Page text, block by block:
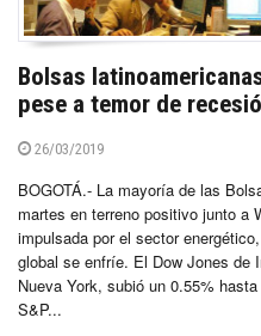
Bolsas
pese a temor de
26/03/2019
BOGOTÁ.- La mayoría de las
martes en terreno positivo junto a
impulsada por el sector
global se enfríe. El Dow Jones de
Nueva York, subió un 0.55%
S&P...